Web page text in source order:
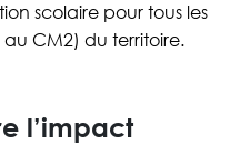
scolaire pour tous les
CM2) du territoire.
l’impact